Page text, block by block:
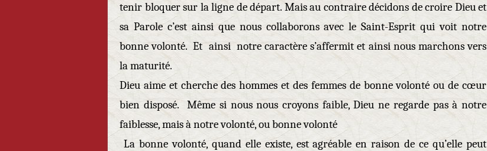
tenir bloquer sur la ligne de départ. Mais au contraire décidons de croire Dieu et
sa Parole c’est ainsi que nous collaborons avec le Saint-Esprit qui voit notre
bonne volonté. Et ainsi notre caractère s’affermit et ainsi nous marchons vers
la maturité.
Dieu aime et cherche des hommes et des femmes de bonne volonté ou de cœur
bien disposé. Même si nous nous croyons faible, Dieu ne regarde pas à notre
faiblesse, mais à notre volonté, ou bonne volonté
La bonne volonté, quand elle existe, est agréable en raison de ce qu’elle peut